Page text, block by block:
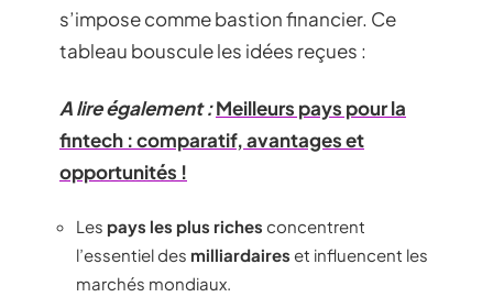
s’impose comme bastion financier. Ce
tableau bouscule les idées reçues :
A lire également :Meilleurs pays pour la
fintech : comparatif, avantages et
opportunités !
Les pays les plus riches concentrent
l’essentiel des milliardaires et influencent les
marchés mondiaux.